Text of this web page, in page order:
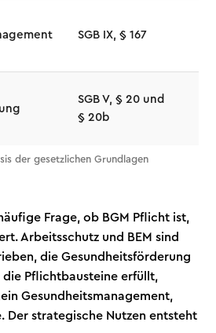
SGB IX, § 167
SGB V, § 20 und
§ 20b
der gesetzlichen Grundlagen
Frage, ob BGM Pflicht ist,
Arbeitsschutz und BEM sind
die Gesundheitsförderung
Pflichtbausteine erfüllt,
Gesundheitsmanagement,
Der strategische Nutzen entsteht